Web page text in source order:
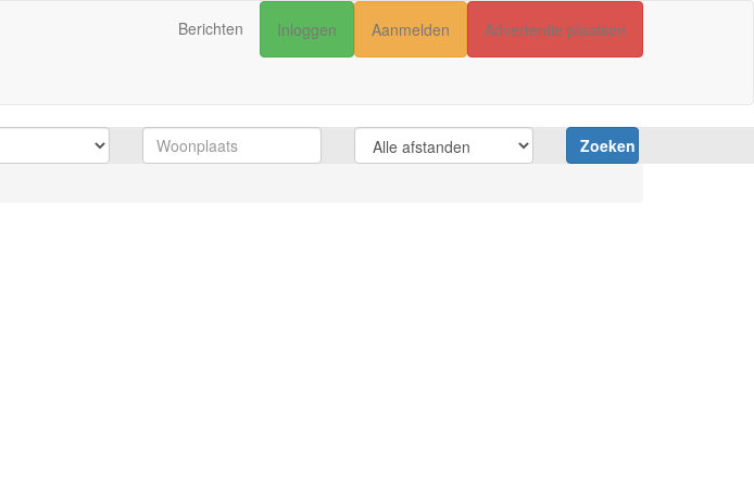
Berichten Inloggen Aanmelden Advertentie plaatsen
Zoeken